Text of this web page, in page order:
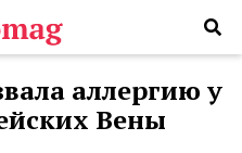
аллергию у
Вены